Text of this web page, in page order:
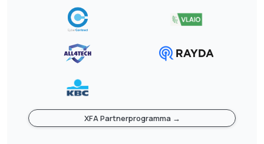
XFA Partnerprogramma →